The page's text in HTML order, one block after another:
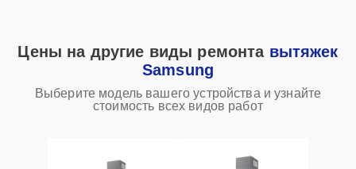
Цены на другие виды ремонта вытяжек
Samsung
Выберите модель вашего устройства и узнайте
стоимость всех видов работ